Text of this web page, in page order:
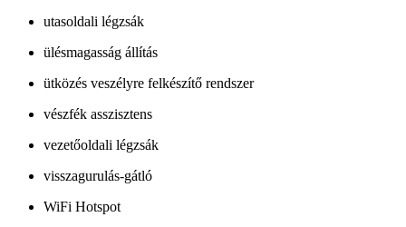
utasoldali légzsák
ülésmagasság állítás
ütközés veszélyre felkészítő rendszer
vészfék asszisztens
vezetőoldali légzsák
visszagurulás-gátló
WiFi Hotspot